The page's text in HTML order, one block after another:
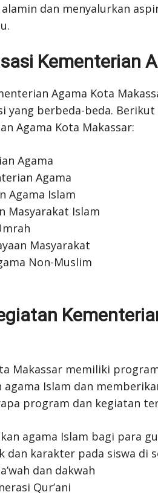
dan menyalurkan
Kementerian
Agama Kota
yang berbeda-beda.
Agama Kota Makassar:
Agama
Agama
Agama Islam
Masyarakat Islam
Masyarakat
Non-Muslim
Makassar memiliki
Islam dan
program dan kegiatan
agama Islam bagi para
dan karakter pada siswa di
dan dakwah
Qur’ani